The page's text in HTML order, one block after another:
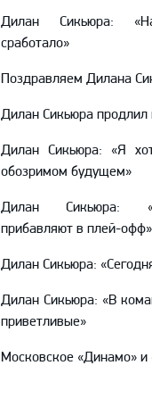
Дилан Сикьюра:
сработало»
Поздравляем Дилана
Дилан Сикьюра продлил
Дилан Сикьюра: «Я
обозримом будущем»
Дилан Сикьюра:
прибавляют в плей-офф»
Дилан Сикьюра:
Дилан Сикьюра: «В
приветливые»
Московское «Динамо»